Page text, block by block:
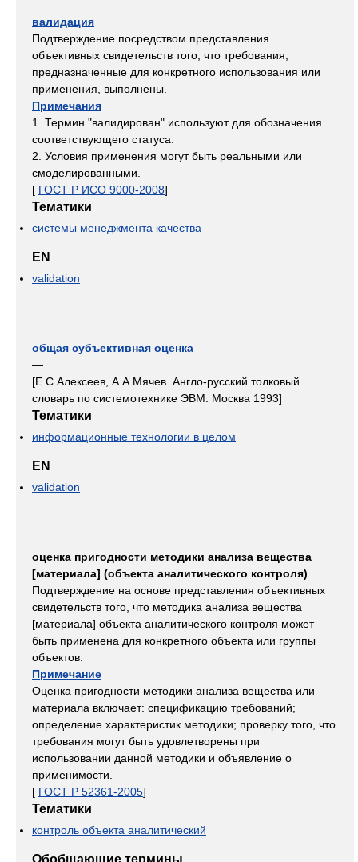
валидация
Подтверждение посредством представления
объективных свидетельств того, что требования,
предназначенные для конкретного использования или
применения, выполнены.
Примечания
1. Термин "валидирован" используют для обозначения
соответствующего статуса.
2. Условия применения могут быть реальными или
смоделированными.
[ ГОСТ Р ИСО 9000-2008]
Тематики
системы менеджмента качества
EN
validation
общая субъективная оценка
—
[Е.С.Алексеев, А.А.Мячев. Англо-русский толковый
словарь по системотехнике ЭВМ. Москва 1993]
Тематики
информационные технологии в целом
EN
validation
оценка пригодности методики анализа вещества
[материала] (объекта аналитического контроля)
Подтверждение на основе представления объективных
свидетельств того, что методика анализа вещества
[материала] объекта аналитического контроля может
быть применена для конкретного объекта или группы
объектов.
Примечание
Оценка пригодности методики анализа вещества или
материала включает: спецификацию требований;
определение характеристик методики; проверку того, что
требования могут быть удовлетворены при
использовании данной методики и объявление о
применимости.
[ ГОСТ Р 52361-2005]
Тематики
контроль объекта аналитический
Обобщающие термины